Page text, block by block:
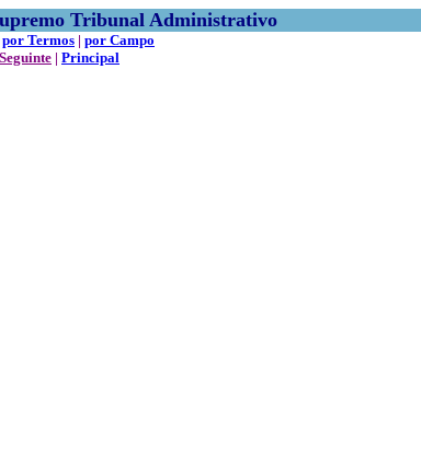
Tribunal Administrativo
por Termos | por Campo
Seguinte | Principal